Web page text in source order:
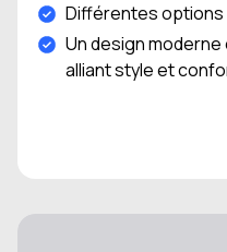
Différentes options
Un design
alliant style et